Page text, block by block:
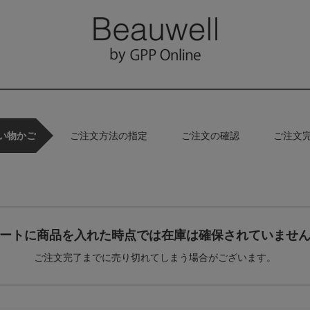
物かご ご注文方法の指定 ご注文の確認 ご注文
トに商品を入れた時点では在庫は確保されていません
ご注文完了までに売り切れてしまう場合がございます。